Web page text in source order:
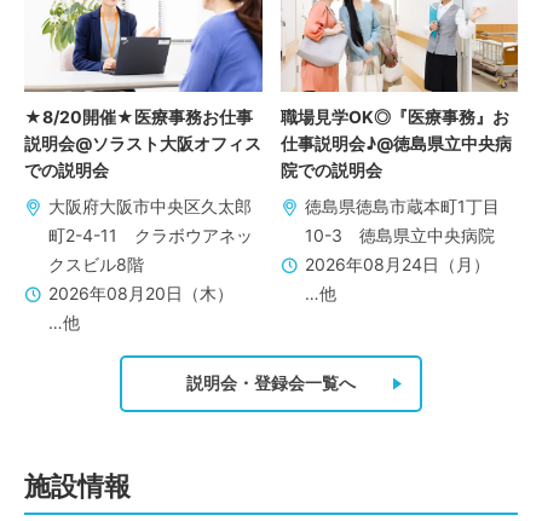
★8/20開催★医療事務お仕事
説明会@ソラスト大阪オフィス
での説明会
大阪府大阪市中央区久太郎
町2-4-11 クラボウアネッ
クスビル8階
2026年08月20日（木）
…他
職場見学OK◎『医療事務』お
仕事説明会♪@徳島県立中央病
院での説明会
徳島県徳島市蔵本町1丁目
10-3 徳島県立中央病院
2026年08月24日（月）
…他
説明会・登録会一覧へ
施設情報